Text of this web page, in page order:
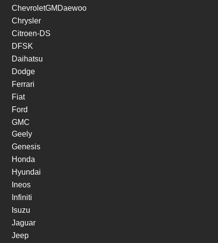
ChevroletGMDaewoo
Chrysler
Citroen-DS
DFSK
Daihatsu
Dodge
Ferrari
Fiat
Ford
GMC
Geely
Genesis
Honda
Hyundai
Ineos
Infiniti
Isuzu
Jaguar
Jeep